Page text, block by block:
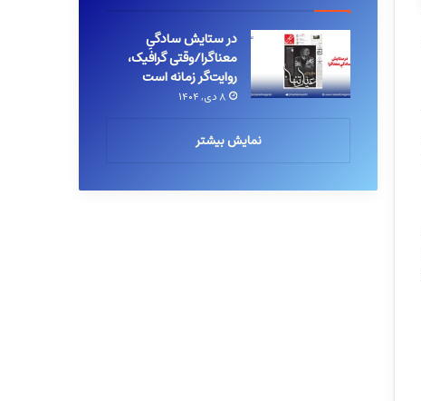
در ستایش سادگیِ
معناگرا/وقتی گرافیک،
روایت‌گر زمانه است
۸ دی, ۱۴۰۴
نمایش بیشتر